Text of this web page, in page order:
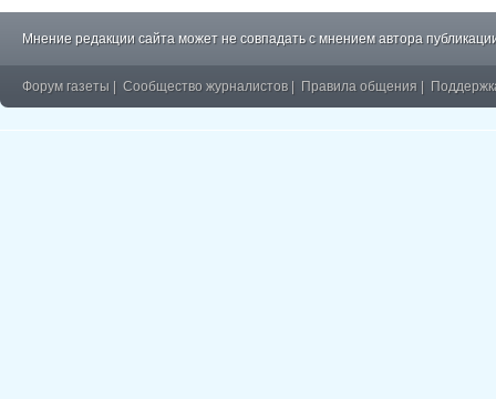
Мнение редакции сайта может не совпадать с мнением автора
Форум газеты Сообщество журналистов Правила общения
�